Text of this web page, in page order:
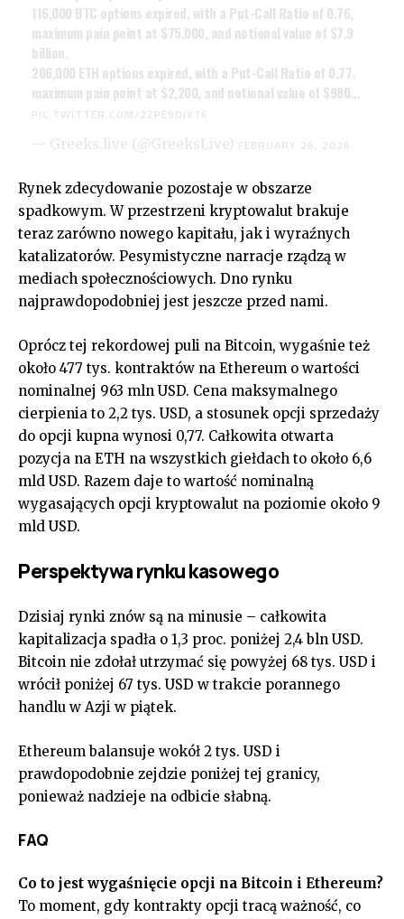
116,000 BTC options expired, with a Put-Call Ratio of 0.76,
maximum pain point at $75,000, and notional value of $7.9
billion.
206,000 ETH options expired, with a Put-Call Ratio of 0.77,
maximum pain point at $2,200, and notional value of $980…
PIC.TWITTER.COM/2ZPE9DIX76
— Greeks.live (@GreeksLive) FEBRUARY 26, 2026
Rynek zdecydowanie pozostaje w obszarze
spadkowym. W przestrzeni kryptowalut brakuje
teraz zarówno nowego kapitału, jak i wyraźnych
katalizatorów. Pesymistyczne narracje rządzą w
mediach społecznościowych. Dno rynku
najprawdopodobniej jest jeszcze przed nami.
Oprócz tej rekordowej puli na Bitcoin, wygaśnie też
około 477 tys. kontraktów na Ethereum o wartości
nominalnej 963 mln USD. Cena maksymalnego
cierpienia to 2,2 tys. USD, a stosunek opcji sprzedaży
do opcji kupna wynosi 0,77. Całkowita otwarta
pozycja na ETH na wszystkich giełdach to około 6,6
mld USD. Razem daje to wartość nominalną
wygasających opcji kryptowalut na poziomie około 9
mld USD.
Perspektywa rynku kasowego
Dzisiaj rynki znów są na minusie – całkowita
kapitalizacja spadła o 1,3 proc. poniżej 2,4 bln USD.
Bitcoin nie zdołał utrzymać się powyżej 68 tys. USD i
wrócił poniżej 67 tys. USD w trakcie porannego
handlu w Azji w piątek.
Ethereum balansuje wokół 2 tys. USD i
prawdopodobnie zejdzie poniżej tej granicy,
ponieważ nadzieje na odbicie słabną.
FAQ
Co to jest wygaśnięcie opcji na Bitcoin i Ethereum?
To moment, gdy kontrakty opcji tracą ważność, co